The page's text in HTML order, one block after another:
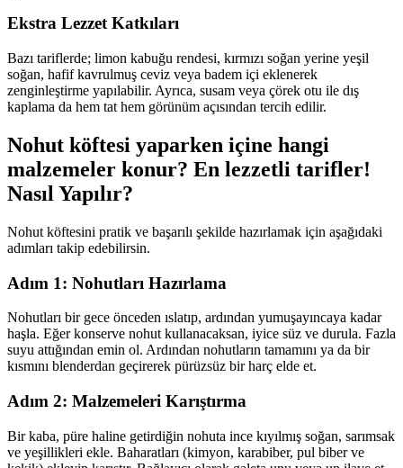
Ekstra Lezzet Katkıları
Bazı tariflerde; limon kabuğu rendesi, kırmızı soğan yerine yeşil
soğan, hafif kavrulmuş ceviz veya badem içi eklenerek
zenginleştirme yapılabilir. Ayrıca, susam veya çörek otu ile dış
kaplama da hem tat hem görünüm açısından tercih edilir.
Nohut köftesi yaparken içine hangi
malzemeler konur? En lezzetli tarifler!
Nasıl Yapılır?
Nohut köftesini pratik ve başarılı şekilde hazırlamak için aşağıdaki
adımları takip edebilirsin.
Adım 1: Nohutları Hazırlama
Nohutları bir gece önceden ıslatıp, ardından yumuşayıncaya kadar
haşla. Eğer konserve nohut kullanacaksan, iyice süz ve durula. Fazla
suyu attığından emin ol. Ardından nohutların tamamını ya da bir
kısmını blenderdan geçirerek pürüzsüz bir harç elde et.
Adım 2: Malzemeleri Karıştırma
Bir kaba, püre haline getirdiğin nohuta ince kıyılmış soğan, sarımsak
ve yeşillikleri ekle. Baharatları (kimyon, karabiber, pul biber ve